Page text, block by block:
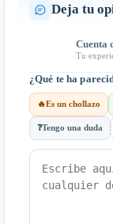
Deja tu
Cuenta
Tu
¿Qué te ha
🔥Es un chollazo
❓Tengo una duda